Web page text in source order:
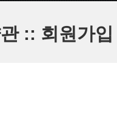
:: 회원가입